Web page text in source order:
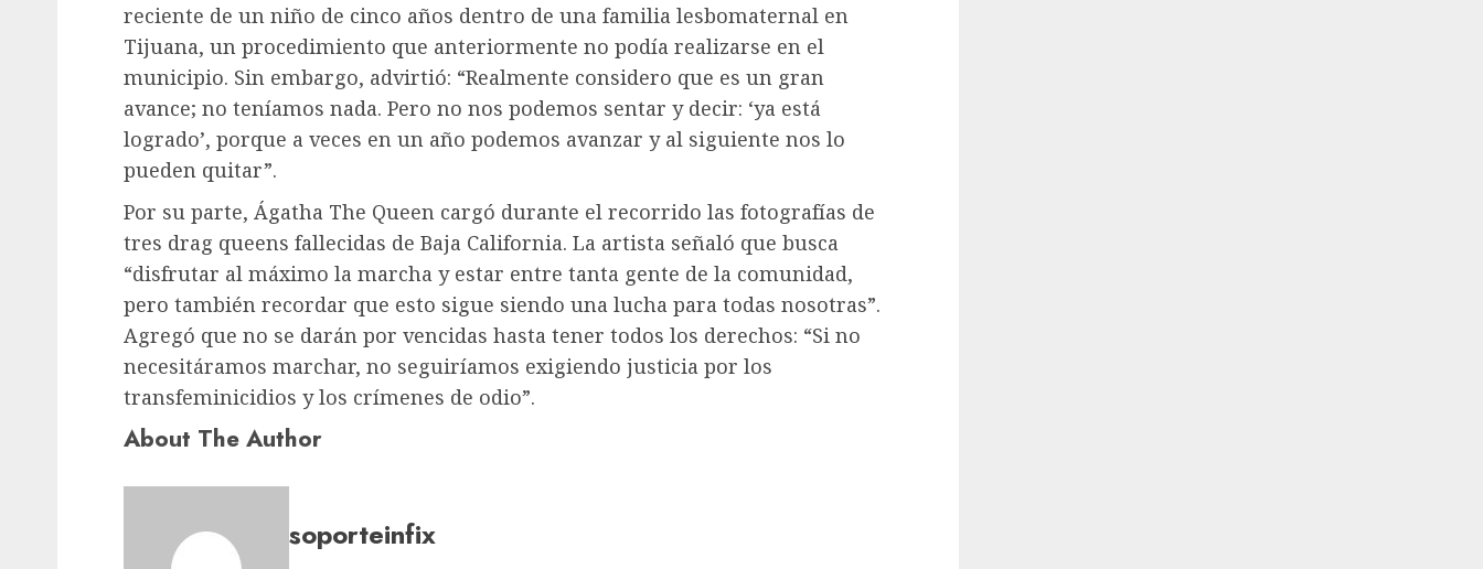
reciente de un niño de cinco años dentro de una familia lesbomaternal en
Tijuana, un procedimiento que anteriormente no podía realizarse en el
municipio. Sin embargo, advirtió: “Realmente considero que es un gran
avance; no teníamos nada. Pero no nos podemos sentar y decir: ‘ya está
logrado’, porque a veces en un año podemos avanzar y al siguiente nos lo
pueden quitar”.
Por su parte, Ágatha The Queen cargó durante el recorrido las fotografías de
tres drag queens fallecidas de Baja California. La artista señaló que busca
“disfrutar al máximo la marcha y estar entre tanta gente de la comunidad,
pero también recordar que esto sigue siendo una lucha para todas nosotras”.
Agregó que no se darán por vencidas hasta tener todos los derechos: “Si no
necesitáramos marchar, no seguiríamos exigiendo justicia por los
transfeminicidios y los crímenes de odio”.
About The Author
soporteinfix